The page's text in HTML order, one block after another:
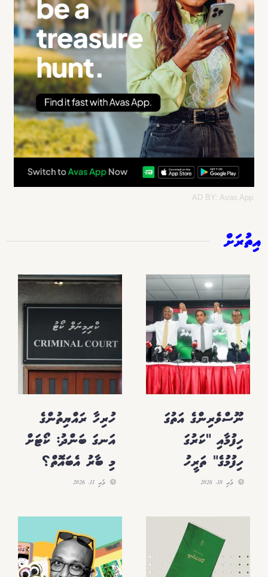
AD BY: Avas App
އިތުރަށް
ނޫސްވެރިންގެ އަތުގަ
ހިފުމާއި "ކަރުގަ
ހިފުމުގެ" ތަރީހު
މެއި 18، 2026
ހުރިހާ ރައްޔިތުންގެ
އަނގަ ބަންދު: ކޯޓަށް
މި ބާރު އެބައޮތް؟
މެއި 11، 2026